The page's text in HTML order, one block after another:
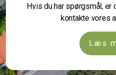
Hvis du har spørgsmål,
kontakte vores
Læs